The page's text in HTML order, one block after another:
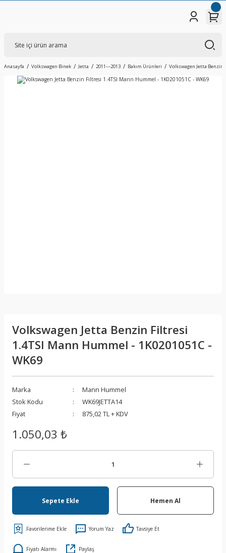
Anasayfa Volkswagen Binek Jetta 2011---2013 Bakım Ürünleri Volkswagen Jetta Benzin
Volkswagen Jetta Benzin Filtresi
1.4TSI Mann Hummel - 1K0201051C -
WK69
Marka
Mann Hummel
Stok Kodu
WK69JETTA14
Fiyat
875,02 TL + KDV
1.050,03 ₺
Sepete Ekle Hemen Al
Yorum Yaz Tavsiye Et
Fiyatı Alarmı Paylaş